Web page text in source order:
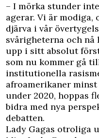
– I mörka stunder
agerar. Vi är modiga,
djärva i vår
svårigheterna och nå
upp i sitt absolut
som nu kommer gå
institutionella
afroamerikaner
under 2020, hoppas
bidra med nya
debatten.
Lady Gagas otroliga